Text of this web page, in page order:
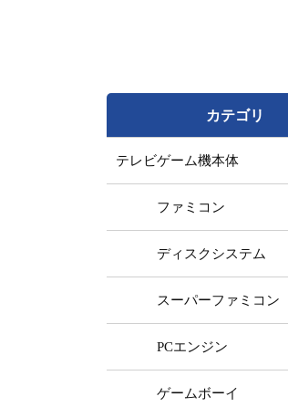
カテゴリ
テレビゲーム機本体
ファミコン
ディスクシステム
スーパーファミコン
PCエンジン
ゲームボーイ